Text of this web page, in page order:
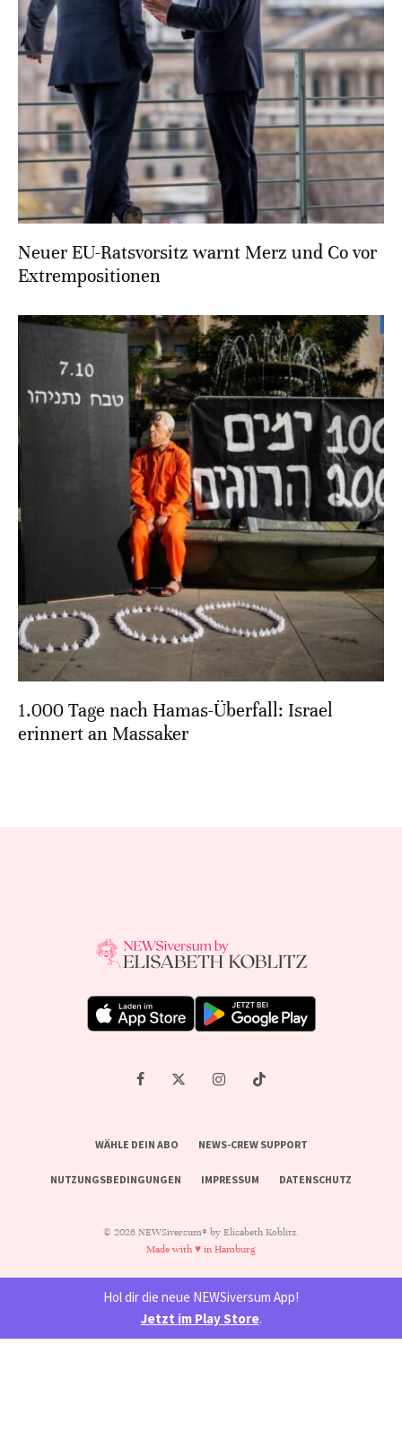
Neuer EU-Ratsvorsitz warnt Merz und Co vor
Extrempositionen
1.000 Tage nach Hamas-Überfall: Israel
erinnert an Massaker
WÄHLE DEIN ABO NEWS-CREW SUPPORT
NUTZUNGSBEDINGUNGEN IMPRESSUM DATENSCHUTZ
© 2026 NEWSiversum® by Elisabeth Koblitz.
Made with ♥ in Hamburg
Hol dir die neue NEWSiversum App!
Jetzt im Play Store.